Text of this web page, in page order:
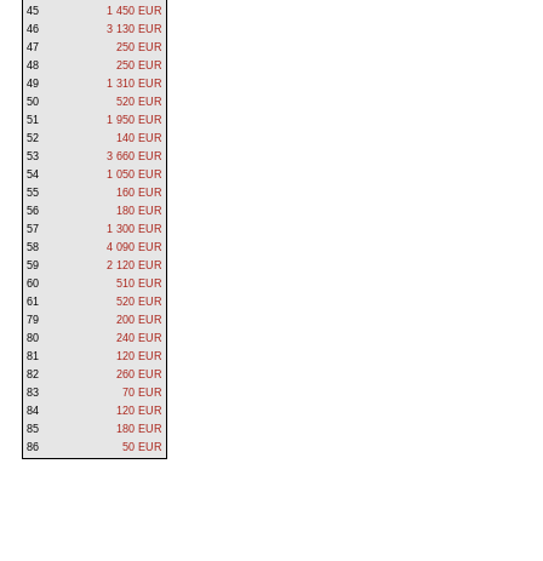
45
1 450 EUR
46
3 130 EUR
47
250 EUR
48
250 EUR
49
1 310 EUR
50
520 EUR
51
1 950 EUR
52
140 EUR
53
3 660 EUR
54
1 050 EUR
55
160 EUR
56
180 EUR
57
1 300 EUR
58
4 090 EUR
59
2 120 EUR
60
510 EUR
61
520 EUR
79
200 EUR
80
240 EUR
81
120 EUR
82
260 EUR
83
70 EUR
84
120 EUR
85
180 EUR
86
50 EUR